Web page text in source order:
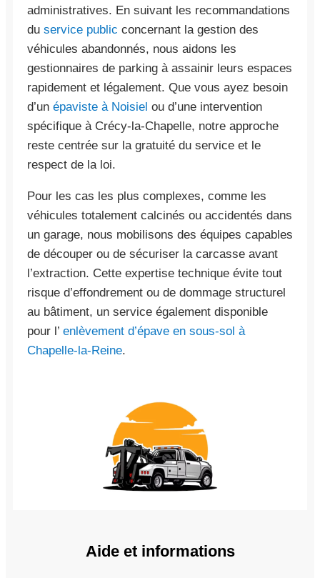
administratives. En suivant les recommandations
du service public concernant la gestion des
véhicules abandonnés, nous aidons les
gestionnaires de parking à assainir leurs espaces
rapidement et légalement. Que vous ayez besoin
d’un épaviste à Noisiel ou d’une intervention
spécifique à Crécy-la-Chapelle, notre approche
reste centrée sur la gratuité du service et le
respect de la loi.
Pour les cas les plus complexes, comme les
véhicules totalement calcinés ou accidentés dans
un garage, nous mobilisons des équipes capables
de découper ou de sécuriser la carcasse avant
l’extraction. Cette expertise technique évite tout
risque d’effondrement ou de dommage structurel
au bâtiment, un service également disponible
pour l’ enlèvement d’épave en sous-sol à
Chapelle-la-Reine.
Aide et informations